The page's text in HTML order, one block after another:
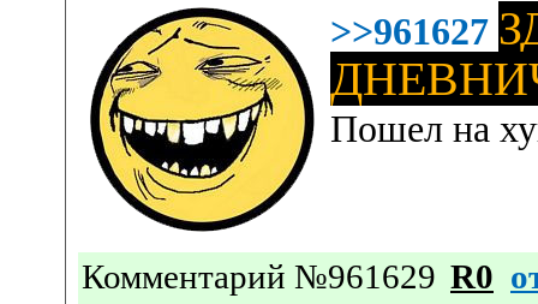
>>961627
Пошел на
Комментарий №961629 R0